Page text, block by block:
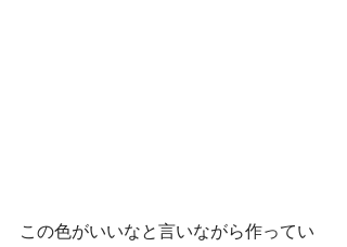
この色がいいなと言いながら作ってい